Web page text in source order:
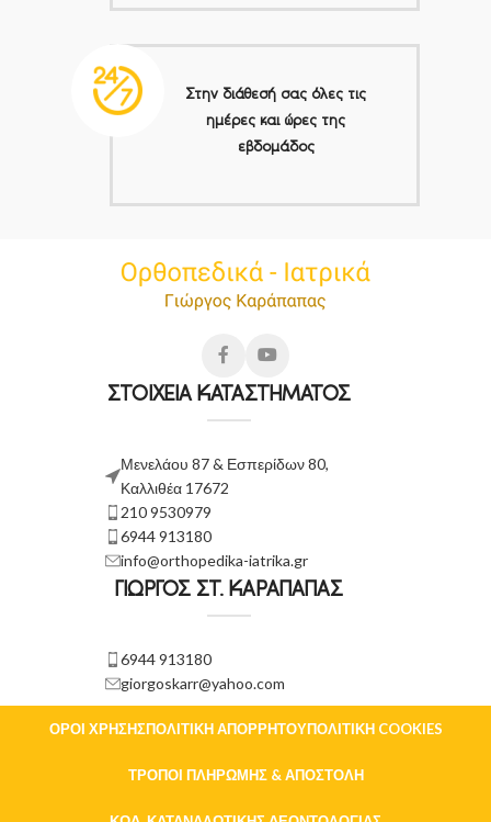
Στην διάθεσή σας όλες τις
ημέρες και ώρες της
εβδομάδος
ΣΤΟΙΧΕΙΑ ΚΑΤΑΣΤΗΜΑΤΟΣ
Μενελάου 87 & Εσπερίδων 80,
Καλλιθέα 17672
210 9530979
6944 913180
info@orthopedika-iatrika.gr
ΓΙΩΡΓΟΣ ΣΤ. ΚΑΡΑΠΑΠΑΣ
6944 913180
giorgoskarr@yahoo.com
ΌΡΟΙ ΧΡΉΣΗΣΠΟΛΙΤΙΚΉ ΑΠΟΡΡΉΤΟΥΠΟΛΙΤΙΚΉ COOKIES
ΤΡΌΠΟΙ ΠΛΗΡΩΜΉΣ & ΑΠΟΣΤΟΛΉ